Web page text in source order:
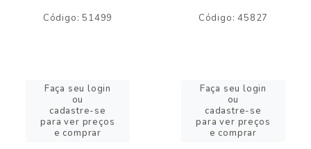
Código: 51499
Faça seu login
ou
cadastre-se
para ver preços
e comprar
Código: 45827
Faça seu login
ou
cadastre-se
para ver preços
e comprar